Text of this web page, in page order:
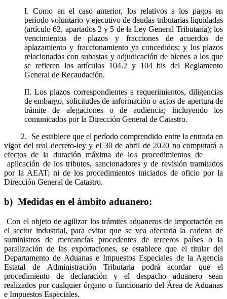
I. Como en el caso anterior, los relativos a los pagos en
período voluntario y ejecutivo de deudas tributarias liquidadas
(artículo 62, apartados 2 y 5 de la Ley General Tributaria); los
vencimientos de plazos y fracciones de acuerdos de
aplazamiento y fraccionamiento ya concedidos; y los plazos
relacionados con subastas y adjudicación de bienes a los que
se refieren los artículos 104.2 y 104 bis del Reglamento
General de Recaudación.
II. Los plazos correspondientes a requerimientos, diligencias
de embargo, solicitudes de información o actos de apertura de
trámite de alegaciones o de audiencia; incluyendo los
comunicados por la Dirección General de Catastro.
2. Se establece que el período comprendido entre la entrada en
vigor del real decreto-ley y el 30 de abril de 2020 no computará a
efectos de la duración máxima de los procedimientos de
aplicación de los tributos, sancionadores y de revisión tramitados
por la AEAT; ni de los procedimientos iniciados de oficio por la
Dirección General de Catastro.
b) Medidas en el ámbito aduanero:
Con el objeto de agilizar los trámites aduaneros de importación en
el sector industrial, para evitar que se vea afectada la cadena de
suministros de mercancías procedentes de terceros países o la
paralización de las exportaciones, se establece que el titular del
Departamento de Aduanas e Impuestos Especiales de la Agencia
Estatal de Administración Tributaria podrá acordar que el
procedimiento de declaración y el despacho aduanero sean
realizados por cualquier órgano o funcionario del Área de Aduanas
e Impuestos Especiales.